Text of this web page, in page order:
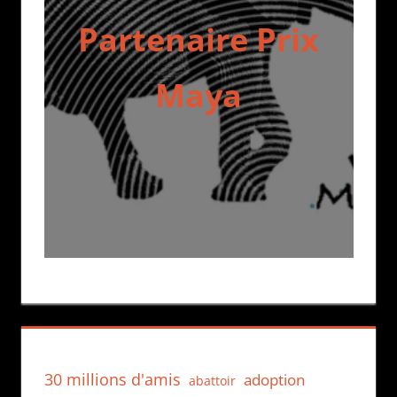
Partenaire Prix
Maya
30 millions d'amis abattoir adoption